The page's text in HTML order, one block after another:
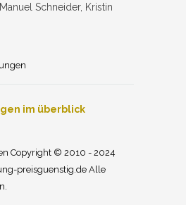
Schneider, Kristin
im überblick
Copyright © 2010 - 2024
preisguenstig.de Alle